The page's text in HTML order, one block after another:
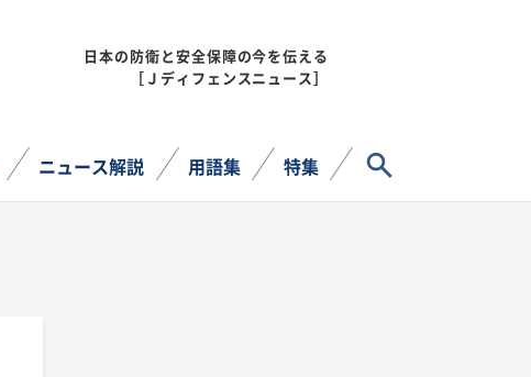
日本の防衛と安全保障の今を伝える
［Ｊディフェンスニュース］
ニュース解説 用語集 特集